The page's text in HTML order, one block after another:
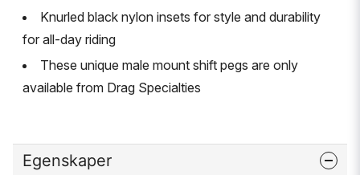
Knurled black nylon insets for style and durability
for all-day riding
These unique male mount shift pegs are only
available from Drag Specialties
Egenskaper